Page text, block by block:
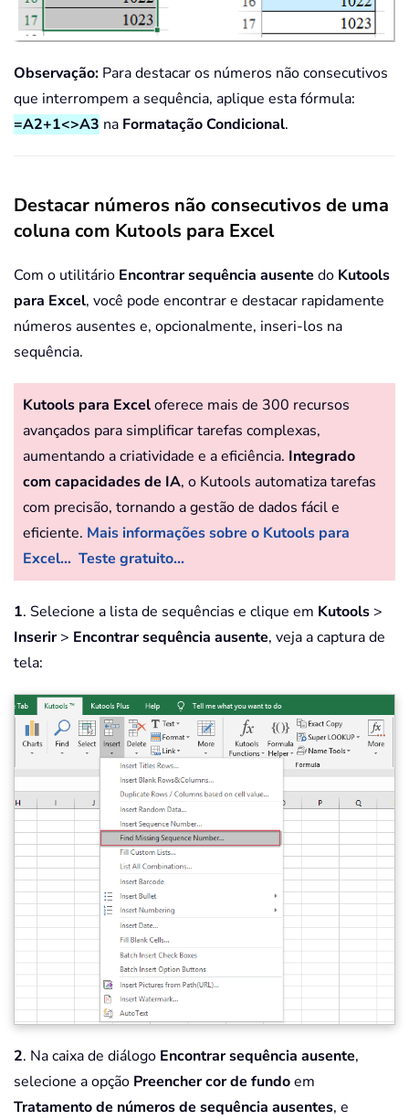
Observação: Para destacar os números não consecutivos
que interrompem a sequência, aplique esta fórmula:
=A2+1<>A3 na Formatação Condicional.
Destacar números não consecutivos de uma
coluna com Kutools para Excel
Com o utilitário Encontrar sequência ausente do Kutools
para Excel, você pode encontrar e destacar rapidamente
números ausentes e, opcionalmente, inseri-los na
sequência.
Kutools para Exceloferece mais de 300 recursos
avançados para simplificar tarefas complexas,
aumentando a criatividade e a eficiência. Integrado
com capacidades de IA, o Kutools automatiza tarefas
com precisão, tornando a gestão de dados fácil e
eficiente. Mais informações sobre o Kutools para
Excel... Teste gratuito...
1. Selecione a lista de sequências e clique em Kutools >
Inserir> Encontrar sequência ausente, veja a captura de
tela:
2. Na caixa de diálogo Encontrar sequência ausente,
selecione a opção Preencher cor de fundoem
Tratamento de números de sequência ausentes, e